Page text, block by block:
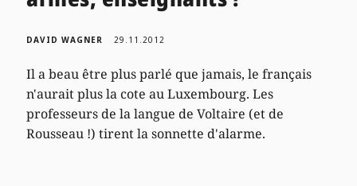
DAVID WAGNER 29.11.2012
Il a beau être plus parlé que jamais, le français
n'aurait plus la cote au Luxembourg. Les
professeurs de la langue de Voltaire (et de
Rousseau !) tirent la sonnette d'alarme.